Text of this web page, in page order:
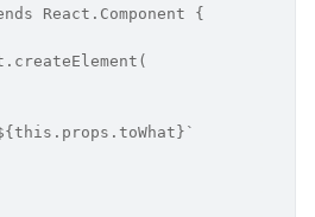
React.Component {